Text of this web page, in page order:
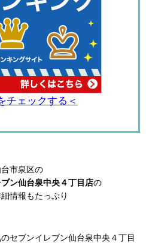
チェックする＜
市泉区の
ン仙台泉中央４丁目店の
情報もたっぷり
セブンイレブン仙台泉中央４丁目